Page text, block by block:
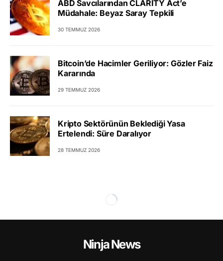
ABD Savcılarından CLARITY Act’e
Müdahale: Beyaz Saray Tepkili
30 TEMMUZ 2026
Bitcoin’de Hacimler Geriliyor: Gözler Faiz
Kararında
29 TEMMUZ 2026
Kripto Sektörünün Beklediği Yasa
Ertelendi: Süre Daralıyor
28 TEMMUZ 2026
Ninja News